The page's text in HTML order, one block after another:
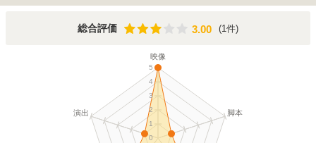
総合評価 3.00
3.00 (1件)
映像
脚本
演出
0
1
2
3
4
5